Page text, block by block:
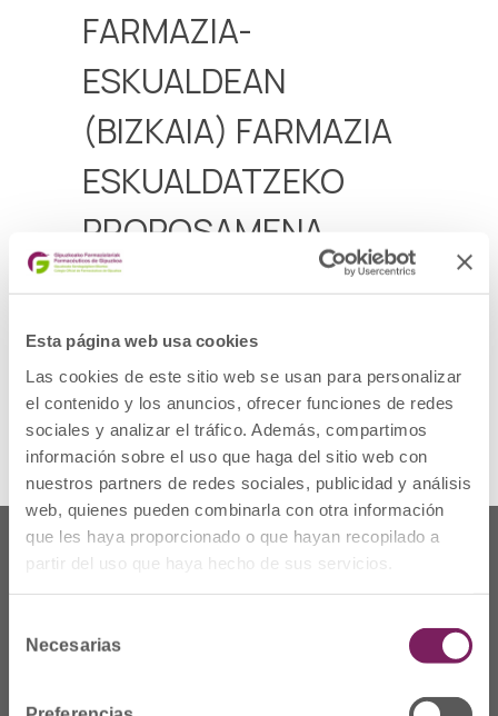
Esta página web usa cookies
Las cookies de este sitio web se usan para personalizar
el contenido y los anuncios, ofrecer funciones de redes
sociales y analizar el tráfico. Además, compartimos
información sobre el uso que haga del sitio web con
nuestros partners de redes sociales, publicidad y análisis
web, quienes pueden combinarla con otra información
que les haya proporcionado o que hayan recopilado a
partir del uso que haya hecho de sus servicios.
Necesarias
FARMAZIA-
ESKUALDEAN
(BIZKAIA) FARMAZIA
ESKUALDATZEKO
PROPOSAMENA
Aurkezteko epea 2026ko maiatzaren 9 arte
Deialdia